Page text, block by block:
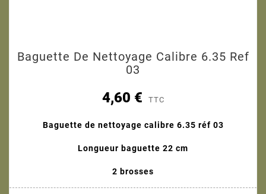
Baguette De Nettoyage Calibre 6.35 Ref
03
4,60 € TTC
Baguette de nettoyage calibre 6.35 réf 03
Longueur baguette 22 cm
2 brosses